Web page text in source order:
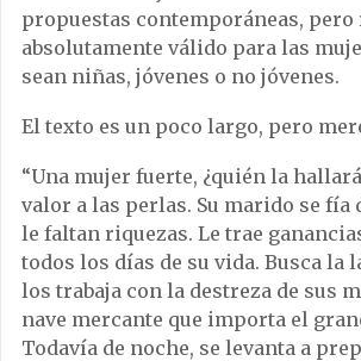
propuestas contemporáneas, pero
absolutamente válido para las
sean niñas, jóvenes o no jóvenes.
El texto es un poco largo, pero
“Una mujer fuerte, ¿quién la
valor a las perlas. Su marido se fía
le faltan riquezas. Le trae
todos los días de su vida. Busca la
los trabaja con la destreza de sus
nave mercante que importa el
Todavía de noche, se levanta a